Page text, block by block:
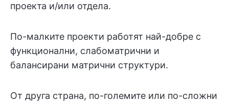
проекта и/или отдела.
По-малките проекти работят най-добре с
функционални, слабоматрични и
балансирани матрични структури.
От друга страна, по-големите или по-сложни